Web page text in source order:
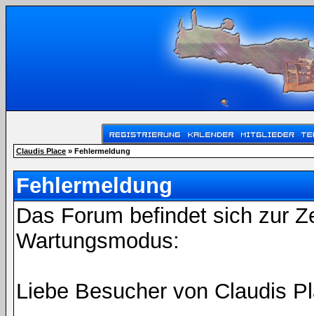
Claudis Place » Fehlermeldung
Fehlermeldung
Das Forum befindet sich zur
Wartungsmodus:
Liebe Besucher von Claudis